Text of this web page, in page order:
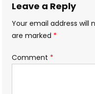
Leave a Reply
Your email address will
are marked *
Comment *